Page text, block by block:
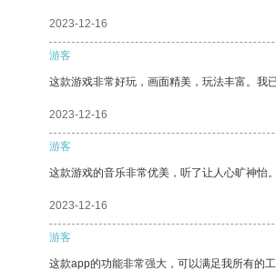
2023-12-16
游客
这款游戏非常好玩，画面精美，玩法丰富。我
2023-12-16
游客
这款游戏的音乐非常优美，听了让人心旷神怡。
2023-12-16
游客
这款app的功能非常强大，可以满足我所有的